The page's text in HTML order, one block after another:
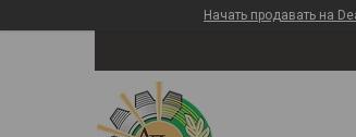
Начать продавать на